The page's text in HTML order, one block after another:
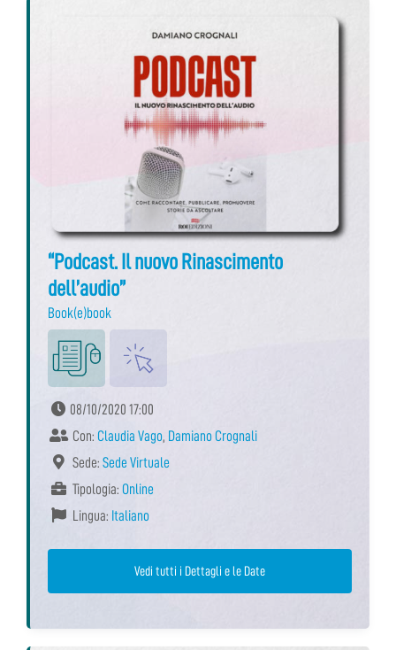
“Podcast. Il nuovo Rinascimento
dell’audio”
Book(e)book
08/10/2020 17:00
Con: Claudia Vago, Damiano Crognali
Sede: Sede Virtuale
Tipologia: Online
Lingua: Italiano
Vedi tutti i Dettagli e le Date